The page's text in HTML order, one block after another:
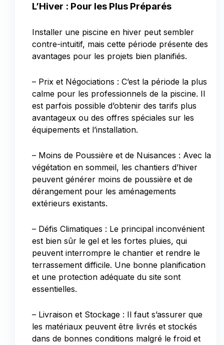
L’Hiver : Pour les Plus Préparés
Installer une piscine en hiver peut sembler
contre-intuitif, mais cette période présente des
avantages pour les projets bien planifiés.
– Prix et Négociations : C’est la période la plus
calme pour les professionnels de la piscine. Il
est parfois possible d’obtenir des tarifs plus
avantageux ou des offres spéciales sur les
équipements et l’installation.
– Moins de Poussière et de Nuisances : Avec la
végétation en sommeil, les chantiers d’hiver
peuvent générer moins de poussière et de
dérangement pour les aménagements
extérieurs existants.
– Défis Climatiques : Le principal inconvénient
est bien sûr le gel et les fortes pluies, qui
peuvent interrompre le chantier et rendre le
terrassement difficile. Une bonne planification
et une protection adéquate du site sont
essentielles.
– Livraison et Stockage : Il faut s’assurer que
les matériaux peuvent être livrés et stockés
dans de bonnes conditions malgré le froid et